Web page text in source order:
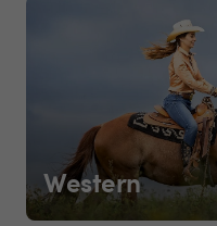
Western